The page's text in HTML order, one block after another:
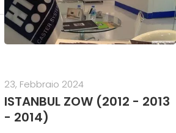
23, Febbraio 2024
ISTANBUL ZOW (2012 - 2013
- 2014)